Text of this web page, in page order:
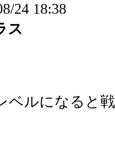
24 18:38
ス
ベルになると